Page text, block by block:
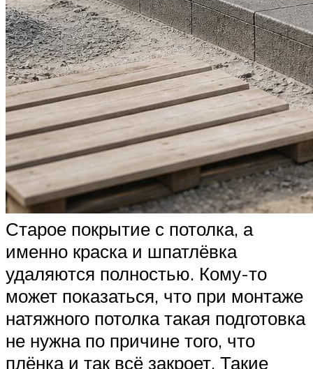
Старое покрытие с потолка, а
именно краска и шпатлёвка
удаляются полностью. Кому-то
может показаться, что при монтаже
натяжного потолка такая подготовка
не нужна по причине того, что
плёнка и так всё закроет. Такие